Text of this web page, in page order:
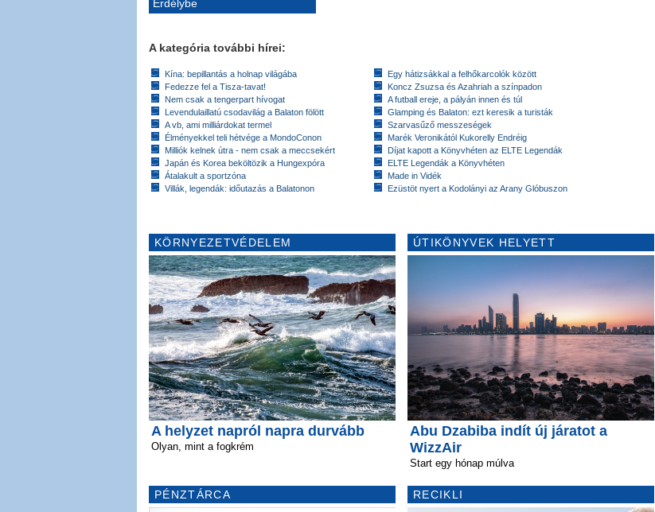
Erdélybe
A kategória további hírei:
Kína: bepillantás a holnap világába
Fedezze fel a Tisza-tavat!
Nem csak a tengerpart hívogat
Levendulaillatú csodavilág a Balaton fölött
A vb, ami milliárdokat termel
Élményekkel teli hétvége a MondoConon
Milliók kelnek útra - nem csak a meccsekért
Japán és Korea beköltözik a Hungexpóra
Átalakult a sportzóna
Villák, legendák: időutazás a Balatonon
Egy hátizsákkal a felhőkarcolók között
Koncz Zsuzsa és Azahriah a színpadon
A futball ereje, a pályán innen és túl
Glamping és Balaton: ezt keresik a turisták
Szarvasűző messzeségek
Marék Veronikától Kukorelly Endréig
Díjat kapott a Könyvhéten az ELTE Legendák
ELTE Legendák a Könyvhéten
Made in Vidék
Ezüstöt nyert a Kodolányi az Arany Glóbuszon
KÖRNYEZETVÉDELEM
A helyzet napról napra durvább
Olyan, mint a fogkrém
PÉNZTÁRCA
ÚTIKÖNYVEK HELYETT
Abu Dzabiba indít új járatot a
WizzAir
Start egy hónap múlva
RECIKLI